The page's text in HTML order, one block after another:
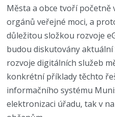
Města a obce tvoří početně
orgánů veřejné moci, a
důležitou složkou rozvoje
budou diskutovány
rozvoje digitálních služeb
konkrétní příklady těchto
informačního systému
elektronizaci úřadu, tak v